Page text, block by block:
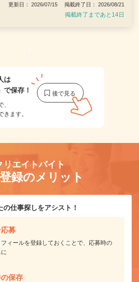
更新日： 2026/07/15 掲載終了日： 2026/08/21
掲載終了まであと14日
1
は
」で保存！
きます。
リエイトバイト
録のメリット
仕事探しをアシスト！
募
ィールを登録しておくことで、応募時の
保存